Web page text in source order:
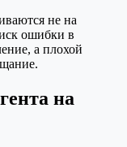
не на
ошибки в
а плохой
на